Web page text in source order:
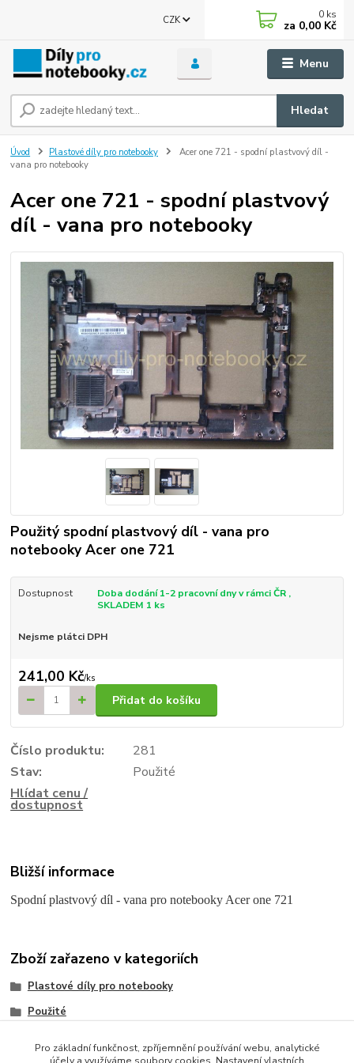
Menu
CZK
Hledat
0 ks
za 0,00 Kč
Úvod Plastové díly pro notebooky
Acer one 721 - spodní plastvový díl -
vana pro notebooky
Acer one 721 - spodní plastvový
díl - vana pro notebooky
Použitý spodní plastvový díl - vana pro
notebooky Acer one 721
Dostupnost
Doba dodání 1-2 pracovní dny v rámci ČR ,
SKLADEM 1 ks
Nejsme plátci DPH
241,00 Kč/ks
Přidat do košíku
Číslo produktu:
281
Stav:
Použité
Hlídat cenu /
dostupnost
Bližší informace
Spodní plastvový díl - vana pro notebooky Acer one 721
Zboží zařazeno v kategoriích
Plastové díly pro notebooky
Použité
Pro základní funkčnost, zpříjemnění používání webu, analytické